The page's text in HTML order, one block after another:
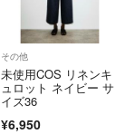
その他
未使用COS リネンキ
ュロット ネイビー サ
イズ36
¥6,950